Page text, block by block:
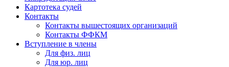
Картотека судей
Контакты
Контакты вышестоящих организаций
Контакты ФФКМ
Вступление в члены
Для физ. лиц
Для юр. лиц